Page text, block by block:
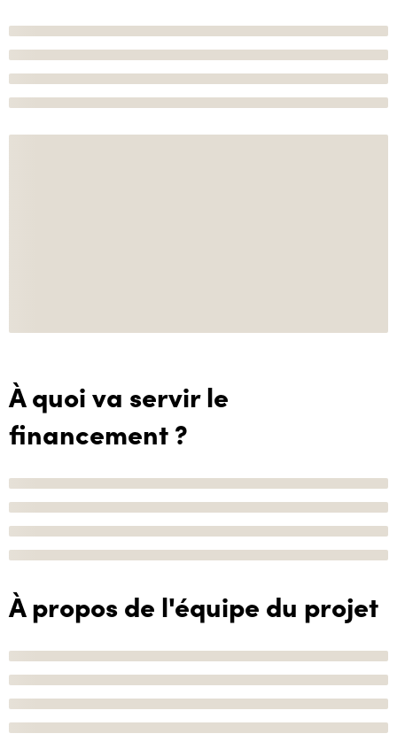
À quoi va servir le
financement ?
À propos de l'équipe du projet